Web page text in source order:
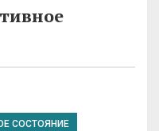
СОСТОЯНИЕ